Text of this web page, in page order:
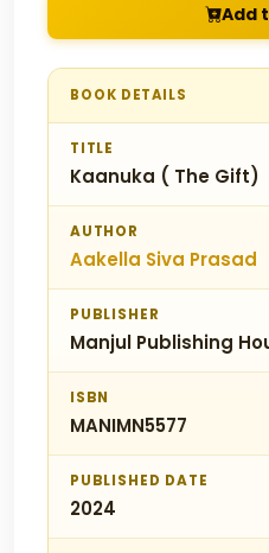
Add
BOOK DETAILS
TITLE
Kaanuka ( The Gift)
AUTHOR
Aakella Siva Prasad
PUBLISHER
Manjul Publishing
ISBN
MANIMN5577
PUBLISHED DATE
2024